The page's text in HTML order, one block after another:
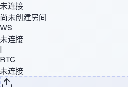
未连接
尚未创建房间
WS
未连接
|
RTC
未连接